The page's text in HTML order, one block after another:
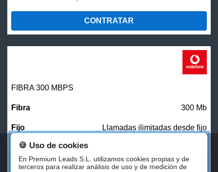
CONTRATAR
FIBRA 300 MBPS
300 Mb
Llamadas ilimitadas desde fijo
27,00 €/mes
🍪 Uso de cookies
En Premium Leads S.L. utilizamos cookies propias y de
terceros para realizar análisis de uso y de medición de